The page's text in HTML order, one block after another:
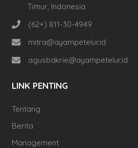
Timur, Indonesia
(62+) 811-30-4949
mitra@ayampetelur.id
agusbakrie@ayampetelur.id
LINK PENTING
Tentang
Berita
Management